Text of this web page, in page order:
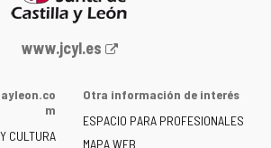
Portal
la
www.jcyl.es
m
CULTURA
Otra información de interés
ESPACIO PARA PROFESIONALES
MAPA WEB